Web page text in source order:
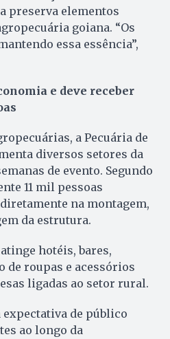
preserva elementos
goiana. “Os
essa essência”,
e deve receber
a Pecuária de
diversos setores da
de evento. Segundo
11 mil pessoas
na montagem,
da estrutura.
hotéis, bares,
de roupas e acessórios
ligadas ao setor rural.
de público
ao longo da